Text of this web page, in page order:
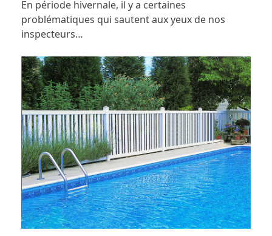
En période hivernale, il y a certaines
problématiques qui sautent aux yeux de nos
inspecteurs…